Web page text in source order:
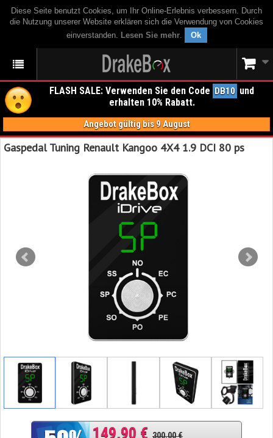
Diese Seite benutzt Cookies, um Ihr Online-Erlebnis verbessern. Durch
die Nutzung unserer Website erklären sich die Verwendung von Cookies
einverstanden. Lesen Sie mehr. Ok
FLASH SALE: Verwenden Sie den Code DB10 und
erhalten 10% Rabatt.
Angebot gültig bis 9 August
Gaspedal Tuning Renault Kangoo 4X4 1.9 DCI 80 ps
149,90 € 300,00 €